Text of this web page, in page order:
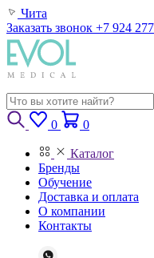
Чита
Заказать звонок +7 924
0 0
Каталог
Бренды
Обучение
Доставка и оплата
О компании
Контакты